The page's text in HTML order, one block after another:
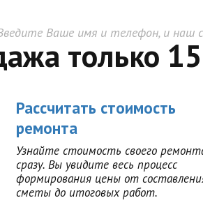
Ваше имя и телефон, и наш
только
Рассчитать стоимость
ремонта
Узнайте стоимость своего
сразу. Вы увидите весь процесс
формирования цены от
сметы до итоговых работ.